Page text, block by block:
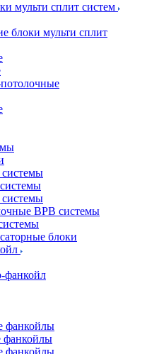
мульти сплит систем
блоки мульти сплит
ВРВ системы
блоки
фанкойл
фанкойлы
фанкойлы
фанкойлы